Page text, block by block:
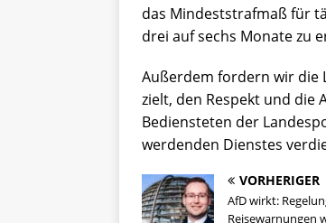
das Mindeststrafmaß für
drei auf sechs Monate zu
Außerdem fordern wir die
zielt, den Respekt und die
Bediensteten der
werdenden Dienstes
VORHERIGER
AfD wirkt:
Reisewarnungen